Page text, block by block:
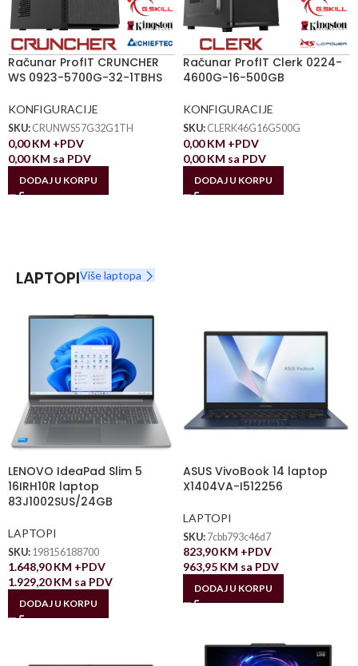
Računar ProfIT CRUNCHER
WS 0923-5700G-32-1TBHS
KONFIGURACIJE
SKU: CRUNWS57G32G1TH
0,00KM +PDV
0,00KM sa PDV
DODAJ U KORPU
Računar ProfIT Clerk 0224-
4600G-16-500GB
KONFIGURACIJE
SKU: CLERK46G16G500G
0,00KM +PDV
0,00KM sa PDV
DODAJ U KORPU
LAPTOPIViše laptopa
LENOVO IdeaPad Slim 5
16IRH10R laptop
83J1002SUS/24GB
LAPTOPI
SKU: 198156188700
1.648,90KM +PDV
1.929,20KM sa PDV
DODAJ U KORPU
ASUS VivoBook 14 laptop
X1404VA-I512256
LAPTOPI
SKU: 7cbb793c46d7
823,90KM +PDV
963,95 KM sa PDV
DODAJ U KORPU